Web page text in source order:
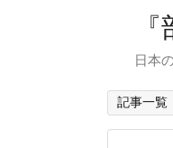
日本
記事一覧